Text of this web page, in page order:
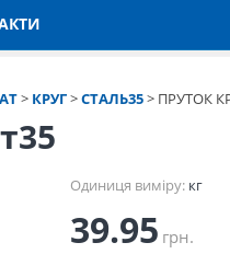
> КРУГ>СТАЛЬ35> ПРУТОК
Одиниця виміру:кг
39.95 грн.